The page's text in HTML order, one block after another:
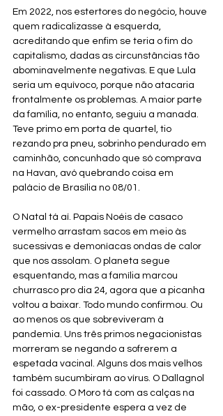
Em 2022, nos estertores do negócio, houve
quem radicalizasse à esquerda,
acreditando que enfim se teria o fim do
capitalismo, dadas as circunstâncias tão
abominavelmente negativas. E que Lula
seria um equívoco, porque não atacaria
frontalmente os problemas. A maior parte
da família, no entanto, seguiu a manada.
Teve primo em porta de quartel, tio
rezando pra pneu, sobrinho pendurado em
caminhão, concunhado que só comprava
na Havan, avó quebrando coisa em
palácio de Brasília no 08/01.
O Natal tá aí. Papais Noéis de casaco
vermelho arrastam sacos em meio às
sucessivas e demoníacas ondas de calor
que nos assolam. O planeta segue
esquentando, mas a família marcou
churrasco pro dia 24, agora que a picanha
voltou a baixar. Todo mundo confirmou. Ou
ao menos os que sobreviveram à
pandemia. Uns três primos negacionistas
morreram se negando a sofrerem a
espetada vacinal. Alguns dos mais velhos
também sucumbiram ao vírus. O Dallagnol
foi cassado. O Moro tá com as calças na
mão, o ex-presidente espera a vez de